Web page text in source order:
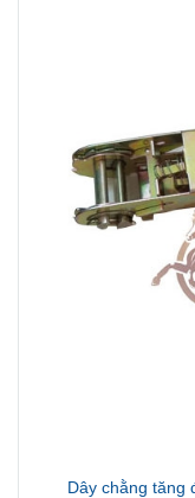
Dây chằng tăng